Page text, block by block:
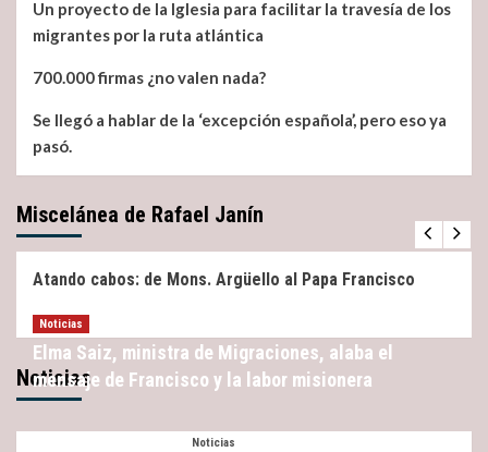
Un proyecto de la Iglesia para facilitar la travesía de los
migrantes por la ruta atlántica
700.000 firmas ¿no valen nada?
Se llegó a hablar de la ‘excepción española’, pero eso ya
pasó.
Miscelánea de Rafael Janín
Miscelánea Noticias
Atando cabos: de Mons. Argüello al Papa Francisco
Noticias
Noticias
Elma Saiz, ministra de Migraciones, alaba el
mensaje de Francisco y la labor misionera
Noticias